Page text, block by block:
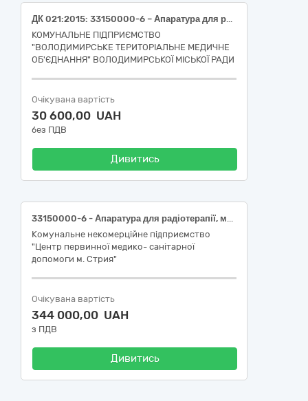
ДК 021:2015: 33150000-6 – Апаратура для радіотерапії, механотерапії, електротерапії та фізичної терапії (Профілактор Євмінова (НК 024:2023: 13673 — Дошка для хребта; НК 031:2024: Y050201 Опори для вертикалізації))
КОМУНАЛЬНЕ ПІДПРИЄМСТВО
"ВОЛОДИМИРСЬКЕ ТЕРИТОРІАЛЬНЕ МЕДИЧНЕ
ОБ'ЄДНАННЯ" ВОЛОДИМИРСЬКОЇ МІСЬКОЇ РАДИ
Очікувана вартість
30 600,00 UAH
без ПДВ
Дивитись
33150000-6 - Апаратура для радіотерапії, механотерапії, електротерапії та фізичної терапії (Апарат магнітотерапії (код НК 024:2023 58762 Система глибокої електромагнітної стимуляції тканин; код НК 031:2024 Z120606 — Обладнання для магнітотерапії); апарат для фізіотерпапії комбінований МІТ 11 (код НК 024:2023 46571 — Фізіотерапевтична система для електростимуляції; код НК 031:2024 N01028003 Пристрої для неврологічної фізіотерапії); апарат для лімфодренажу (код НК 024:2023 10969 Система змінної компресії вен; код НК 031:2024 Z12069099 Різні інструменти фізіотерапії)).
Комунальне некомерційне підприємство
"Центр первинної медико- санітарної
допомоги м. Стрия"
Очікувана вартість
344 000,00 UAH
з ПДВ
Дивитись